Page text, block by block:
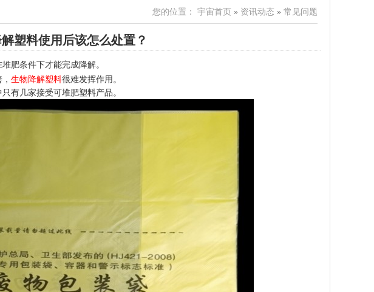
您的位置： 宇宙首页 » 资讯动态 » 常见问题
塑料使用后该怎么处置？
肥条件下才能完成降解。
生物降解塑料很难发挥作用。
有几家接受可堆肥塑料产品。